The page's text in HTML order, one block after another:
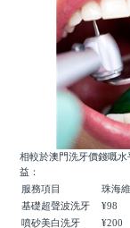
相較於澳門洗牙價錢嘅
益：
服務項目
珠海
基礎超聲波洗牙
¥98
噴砂美白洗牙
¥200